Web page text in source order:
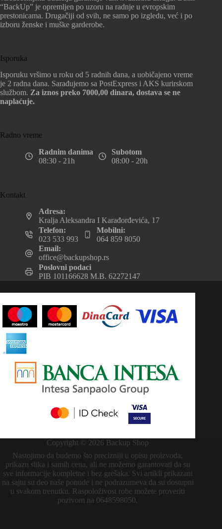
“BackUp” je opremljen po uzoru na radnje u evropskim
prestonicama. Drugačiji od svih, ne samo po izgledu, već i po
izboru ženske i muške garderobe.
Isporuka
Isporuku vršimo u roku od 5 radnih dana, a uobičajeno vreme
je 2 radna dana. Sarađujemo sa PostExpress i AKS kurirskom
službom. Za iznos preko 7000,00 dinara, dostava se ne
naplaćuje.
Radno vreme
Radnim danima
08:30 - 21h
Subotom
08:00 - 20h
Kontakt
Adresa:
Kralja Aleksandra I Karađorđevića, 17
Telefon:
023 533 993
Mobilni:
064 859 8050
Email:
office@backupshop.rs
Poslovni podaci
PIB 101166628 M.B. 62272147
Copyright © 2026 Backup Shop
Nastojimo da budemo što precizniji u opisu proizvoda,
prikazu slika i samih cena, ali ne možemo garantovati da su
sve informacije kompletne i bez grešaka. Svi artikli prikazani
na sajtu su deo naše ponude i ne podrazumeva da su dostupni
u svakom trenutku. Raspoloživost robe možete proveriti
pozivom na 0648598050.